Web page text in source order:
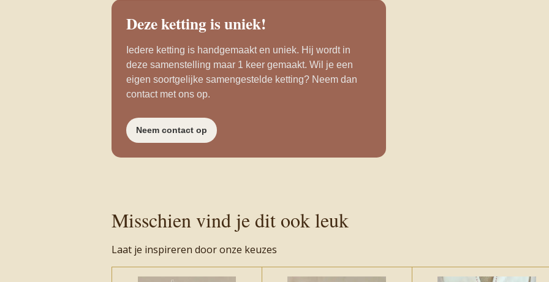
Deze ketting is uniek!
Iedere ketting is handgemaakt en uniek. Hij wordt in
deze samenstelling maar 1 keer gemaakt. Wil je een
eigen soortgelijke samengestelde ketting? Neem dan
contact met ons op.
Neem contact op
Misschien vind je dit ook leuk
Laat je inspireren door onze keuzes